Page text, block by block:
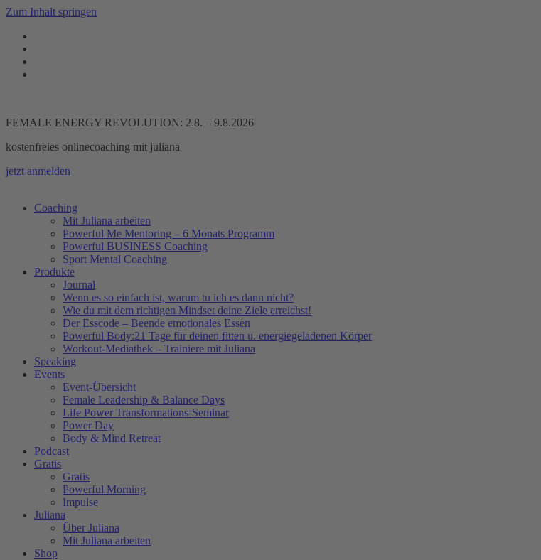
Zum Inhalt springen
FEMALE ENERGY REVOLUTION: 2.8. – 9.8.2026
kostenfreies onlinecoaching mit juliana
jetzt anmelden
Coaching
Mit Juliana arbeiten
Powerful Me Mentoring – 6 Monats Programm
Powerful BUSINESS Coaching
Sport Mental Coaching
Produkte
Journal
Wenn es so einfach ist, warum tu ich es dann nicht?
Wie du mit dem richtigen Mindset deine Ziele erreichst!
Der Esscode – Beende emotionales Essen
Powerful Body:21 Tage für deinen fitten u. energiegeladenen Körper
Workout-Mediathek – Trainiere mit Juliana
Speaking
Events
Event-Übersicht
Female Leadership & Balance Days
Life Power Transformations-Seminar
Power Day
Body & Mind Retreat
Podcast
Gratis
Gratis
Powerful Morning
Impulse
Juliana
Über Juliana
Mit Juliana arbeiten
Shop